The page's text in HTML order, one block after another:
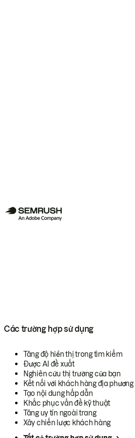
Các trường hợp sử dụng
Tăng độ hiển thị trong tìm kiếm
Được AI đề xuất
Nghiên cứu thị trường của bạn
Kết nối với khách hàng địa phương
Tạo nội dung hấp dẫn
Khắc phục vấn đề kỹ thuật
Tăng uy tín ngoài trang
Xây chiến lược khách hàng